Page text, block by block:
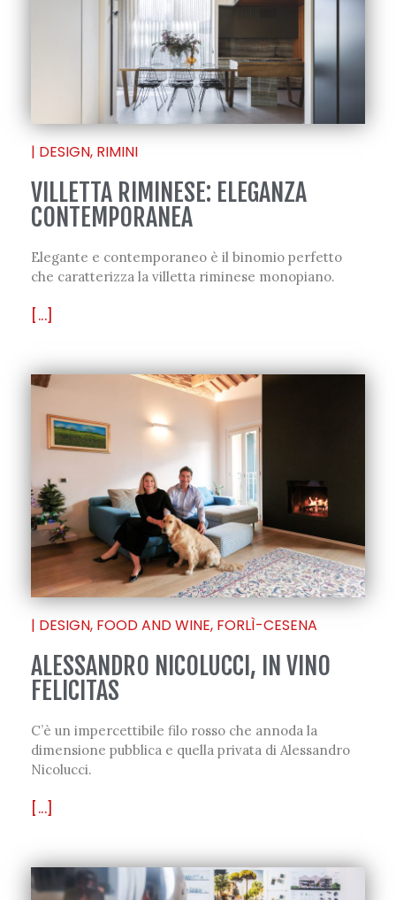
| DESIGN, RIMINI
VILLETTA RIMINESE: ELEGANZA
CONTEMPORANEA
Elegante e contemporaneo è il binomio perfetto
che caratterizza la villetta riminese monopiano.
[...]
| DESIGN, FOOD AND WINE, FORLÌ-CESENA
ALESSANDRO NICOLUCCI, IN VINO
FELICITAS
C’è un impercettibile filo rosso che annoda la
dimensione pubblica e quella privata di Alessandro
Nicolucci.
[...]